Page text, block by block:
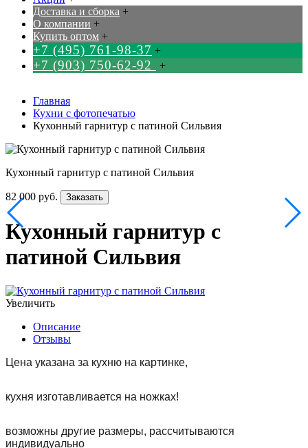
Доставка и сборка +
О компании +
Купить оптом +
+7 (495) 761-98-37 +
+7 (903) 750-62-92 +
Главная
Кухни с фотопечатью
Кухонный гарнитур с патиной Сильвия
Кухонный гарнитур с патиной Сильвия
82 000 руб. Заказать
Кухонный гарнитур с
патиной Сильвия
Увеличить
Описание
Отзывы
Цена указана за кухню на картинке,
кухня изготавливается на ножках!
возможны другие размеры, рассчитываются
индивидуально